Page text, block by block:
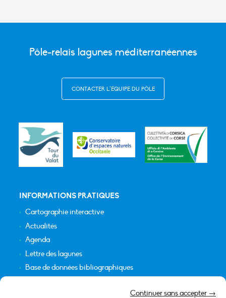
Continuer sans accepter →
Pôle-relais lagunes méditerranéennes
CONTACTER L’ÉQUIPE DU PÔLE
INFORMATIONS PRATIQUES
Cartographie interactive
Actualités
Agenda
Lettre des lagunes
Base de données bibliographiques